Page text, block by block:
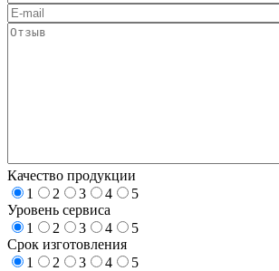
Качество продукции
1
2 3 4
5
Уровень сервиса
1
2 3 4
5
Срок изготовления
1
2 3 4
5